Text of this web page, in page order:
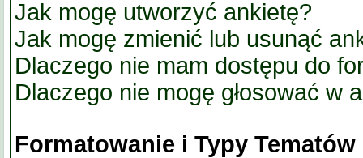
Jak mogę utworzyć ankietę?
Jak mogę zmienić lub usunąć
Dlaczego nie mam dostępu do
Dlaczego nie mogę głosować w
Formatowanie i Typy Tematów